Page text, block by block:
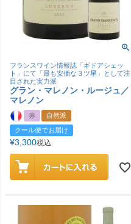
フランスワイン情報誌「ギドアシェッ
ト」にて「最も安価な３ツ星」として注
目された実力派
グラン・マレノン・ルージュ／
マレノン
赤
自然派
クール便でお届け
¥3,300税込